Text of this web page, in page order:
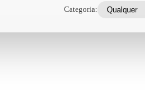
Categoria: